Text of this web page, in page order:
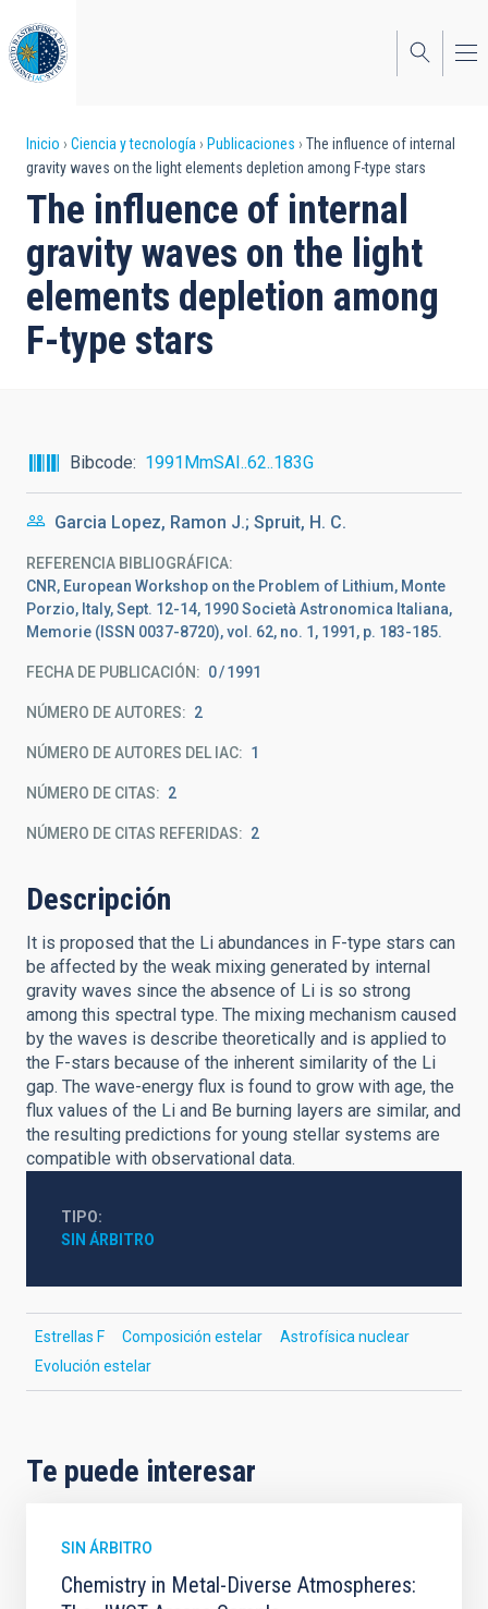
al
contenido
principal
Sobrescribir
enlaces
de
ayuda
a
la
Inicio Ciencia y tecnología Publicaciones
The influence of internal
gravity waves on the light elements depletion among F-type stars
The influence of internal
gravity waves on the light
elements depletion among
F-type stars
Bibcode 1991MmSAI..62..183G
Garcia Lopez, Ramon J.; Spruit, H. C.
REFERENCIA BIBLIOGRÁFICA
CNR, European Workshop on the Problem of Lithium, Monte
Porzio, Italy, Sept. 12-14, 1990 Società Astronomica Italiana,
Memorie (ISSN 0037-8720), vol. 62, no. 1, 1991, p. 183-185.
FECHA DE PUBLICACIÓN: 0 1991
NÚMERO DE AUTORES 2
NÚMERO DE AUTORES DEL IAC 1
NÚMERO DE CITAS 2
NÚMERO DE CITAS REFERIDAS 2
Descripción
It is proposed that the Li abundances in F-type stars can
be affected by the weak mixing generated by internal
gravity waves since the absence of Li is so strong
among this spectral type. The mixing mechanism caused
by the waves is describe theoretically and is applied to
the F-stars because of the inherent similarity of the Li
gap. The wave-energy flux is found to grow with age, the
flux values of the Li and Be burning layers are similar, and
the resulting predictions for young stellar systems are
compatible with observational data.
TIPO
SIN ÁRBITRO
Estrellas F Composición estelar
Astrofísica nuclear
Evolución estelar
Te puede interesar
SIN ÁRBITRO
Chemistry in Metal-Diverse Atmospheres: